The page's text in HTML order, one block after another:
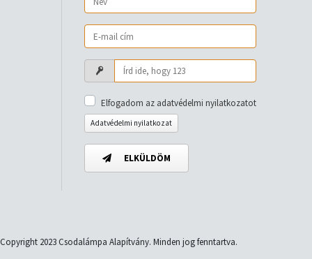
Elfogadom az adatvédelmi nyilatkozatot
Adatvédelmi nyilatkozat
ELKÜLDÖM
Copyright 2023 Csodalámpa Alapítvány. Minden jog fenntartva.